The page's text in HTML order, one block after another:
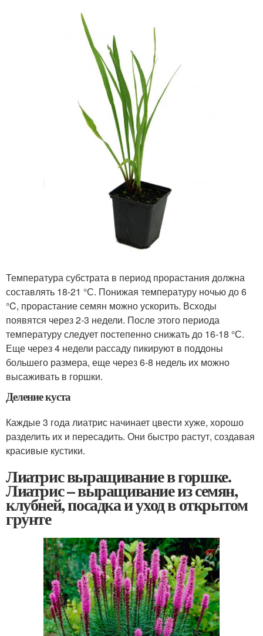
Температура субстрата в период прорастания должна
составлять 18-21 °С. Понижая температуру ночью до 6
°C, прорастание семян можно ускорить. Всходы
появятся через 2-3 недели. После этого периода
температуру следует постепенно снижать до 16-18 °С.
Еще через 4 недели рассаду пикируют в поддоны
большего размера, еще через 6-8 недель их можно
высаживать в горшки.
Деление куста
Каждые 3 года лиатрис начинает цвести хуже, хорошо
разделить их и пересадить. Они быстро растут, создавая
красивые кустики.
Лиатрис выращивание в горшке.
Лиатрис – выращивание из семян,
клубней, посадка и уход в открытом
грунте